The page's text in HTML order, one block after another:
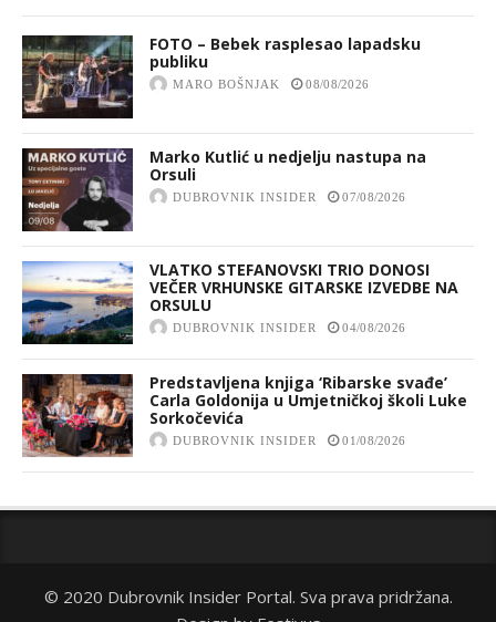
FOTO – Bebek rasplesao lapadsku
publiku
MARO BOŠNJAK 08/08/2026
Marko Kutlić u nedjelju nastupa na
Orsuli
DUBROVNIK INSIDER 07/08/2026
VLATKO STEFANOVSKI TRIO DONOSI
VEČER VRHUNSKE GITARSKE IZVEDBE NA
ORSULU
DUBROVNIK INSIDER 04/08/2026
Predstavljena knjiga ‘Ribarske svađe’
Carla Goldonija u Umjetničkoj školi Luke
Sorkočevića
DUBROVNIK INSIDER 01/08/2026
© 2020 Dubrovnik Insider Portal. Sva prava pridržana.